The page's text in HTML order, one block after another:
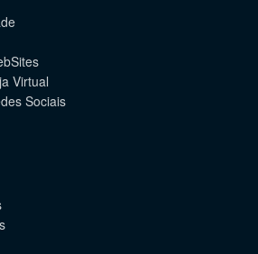
Virtual
Sociais